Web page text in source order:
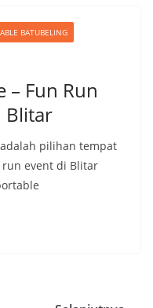
BATUBELING
– Fun Run
Blitar
pilihan tempat
event di Blitar